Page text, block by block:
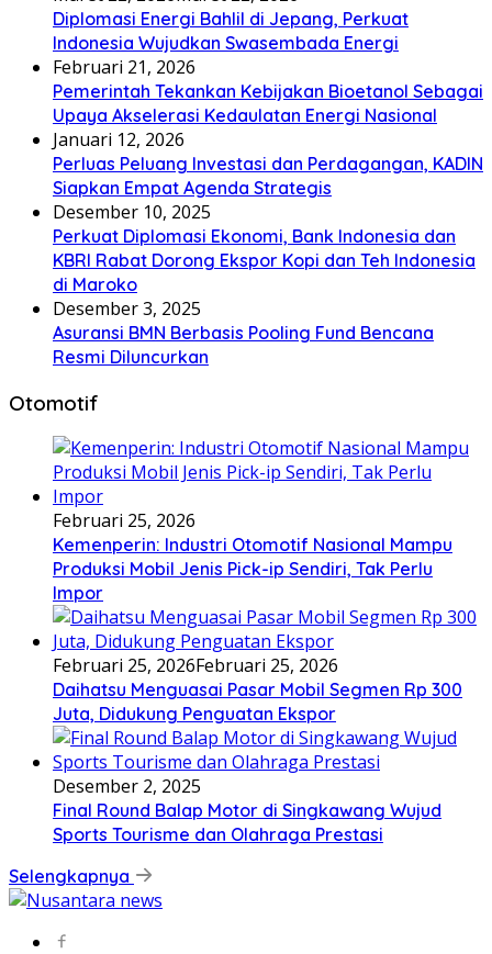
Diplomasi Energi Bahlil di Jepang, Perkuat
Indonesia Wujudkan Swasembada Energi
Februari 21, 2026
Pemerintah Tekankan Kebijakan Bioetanol Sebagai
Upaya Akselerasi Kedaulatan Energi Nasional
Januari 12, 2026
Perluas Peluang Investasi dan Perdagangan, KADIN
Siapkan Empat Agenda Strategis
Desember 10, 2025
Perkuat Diplomasi Ekonomi, Bank Indonesia dan
KBRI Rabat Dorong Ekspor Kopi dan Teh Indonesia
di Maroko
Desember 3, 2025
Asuransi BMN Berbasis Pooling Fund Bencana
Resmi Diluncurkan
Otomotif
Februari 25, 2026
Kemenperin: Industri Otomotif Nasional Mampu
Produksi Mobil Jenis Pick-ip Sendiri, Tak Perlu
Impor
Februari 25, 2026Februari 25, 2026
Daihatsu Menguasai Pasar Mobil Segmen Rp 300
Juta, Didukung Penguatan Ekspor
Desember 2, 2025
Final Round Balap Motor di Singkawang Wujud
Sports Tourisme dan Olahraga Prestasi
Selengkapnya